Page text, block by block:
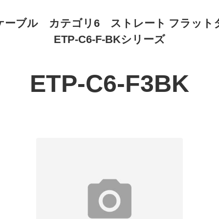
ーブル カテゴリ6 ストレート フラット
ETP-C6-F-BKシリーズ
ETP-C6-F3BK